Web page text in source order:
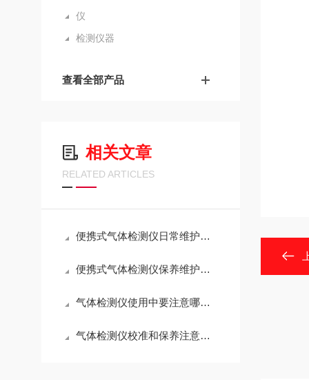
仪
检测仪器
查看全部产品
相关文章
RELATED ARTICLES
便携式气体检测仪日常维护及校验
便携式气体检测仪保养维护方法
气体检测仪使用中要注意哪些事项
气体检测仪校准和保养注意哪些